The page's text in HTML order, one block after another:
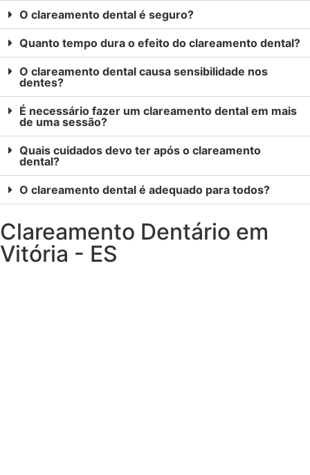
O clareamento dental é seguro?
Quanto tempo dura o efeito do clareamento dental?
O clareamento dental causa sensibilidade nos
dentes?
É necessário fazer um clareamento dental em mais
de uma sessão?
Quais cuidados devo ter após o clareamento
dental?
O clareamento dental é adequado para todos?
Clareamento Dentário em
Vitória - ES